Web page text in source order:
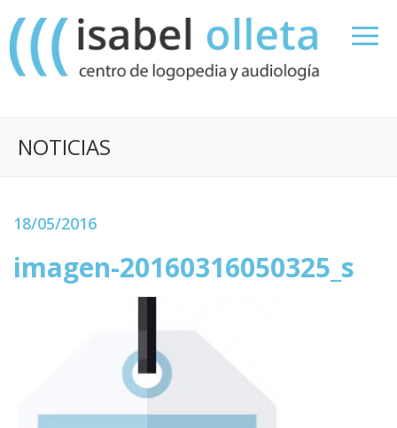
NOTICIAS
18/05/2016
imagen-20160316050325_s